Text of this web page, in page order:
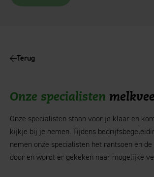
Terug
Onze specialisten melkvee
Onze specialisten staan voor je klaar en
kijkje bij je nemen. Tijdens
nemen onze specialisten het rantsoen en
door en wordt er gekeken naar mogelijke